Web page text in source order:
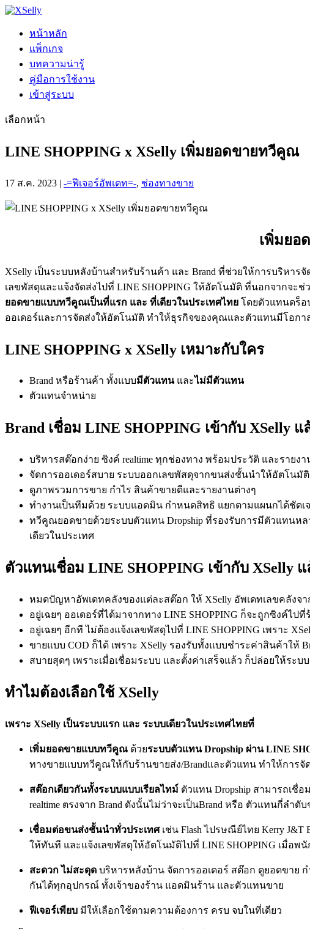
หน้าหลัก
แพ็กเกจ
บทความน่ารู้
คู่มือการใช้งาน
เข้าสู่ระบบ
เลือกหน้า
LINE SHOPPING x XSelly เพิ่มยอดขายทวีคูณ
17 ส.ค. 2023 | -=ฟีเจอร์อัพเดท=-, ช่องทางขาย
เพิ่มยอ
XSelly เป็นระบบหลังบ้านสำหรับร้านค้า และ Brand ที่ช่วยให้การบริหาร
เลขพัสดุและแจ้งจัดส่งไปที่ LINE SHOPPING ให้อัตโนมัติ ที่นอกจากจะ
ยอดขายแบบทวีคูณเป็นที่แรก และ ที่เดียวในประเทศไทย โดยตัวแทนดร็อ
ออเดอร์และการจัดส่งให้อัตโนมัติ ทำให้ธุรกิจของคุณและตัวแทนมีโอกา
LINE SHOPPING x XSelly เหมาะกับใคร
Brand หรือร้านค้า ทั้งแบบมีตัวแทนและไม่มีตัวแทน
ตัวแทนจำหน่าย
Brand เชื่อม LINE SHOPPING เข้ากับ XSelly แ
บริหารสต๊อกง่าย ซิงค์ realtime ทุกช่องทาง พร้อมประวัติ และรายงา
จัดการออเดอร์สบาย ระบบออกเลขพัสดุจากขนส่งชั้นนำให้อัตโน
ดูภาพรวมการขาย กำไร สินค้าขายดีและรายงานต่างๆ
ทำงานเป็นทีมด้วย ระบบแอดมิน กำหนดสิทธิ แยกตามแผนกได้ชัดเ
ทวีคูณยอดขายด้วยระบบตัวแทน Dropship ที่รองรับการมีตัวแทนห
เดียวในประเทศ
ตัวแทนเชื่อม LINE SHOPPING เข้ากับ XSelly
หมดปัญหาอัพเดทคลังของแต่ละสต๊อก ให้ XSelly อัพเดทเลขคลังจ
อยู่เฉยๆ ออเดอร์ที่ได้มาจากทาง LINE SHOPPING ก็จะถูกซิงค์ไ
อยู่เฉยๆ อีกที ไม่ต้องแจ้งเลขพัสดุไปที่ LINE SHOPPING เพราะ
ขายแบบ COD ก็ได้ เพราะ XSelly รองรับทั้งแบบชำระค่าสินค้าให้
สบายสุดๆ เพราะเมื่อเชื่อมระบบ และตั้งค่าเสร็จแล้ว ก็ปล่อยให้ระ
ทำไมต้องเลือกใช้ XSelly
เพราะ XSelly เป็นระบบแรก และ ระบบเดียวในประเทศไทยที่
เพิ่มยอดขายแบบทวีคูณ ด้วยระบบตัวแทน Dropship ผ่าน LINE
ทางขายแบบทวีคูณให้กับร้านขายส่ง/Brandและตัวแทน ทำให้การ
สต๊อกเดียวกันทั้งระบบแบบเรียลไทม์ ตัวแทน Dropship สามารถเชื่
realtime ตรงจาก Brand ดังนั้นไม่ว่าจะเป็นBrand หรือ ตัวแทนกี่ลำดั
เชื่อมต่อขนส่งชั้นนำทั่วประเทศเช่น Flash ไปรษณีย์ไทย Kerry
ให้ทันที และแจ้งเลขพัสดุให้อัตโนมัติไปที่ LINE SHOPPING เมื่อ
สะดวก ไม่สะดุด บริหารหลังบ้าน จัดการออเดอร์ สต๊อก ดูยอดขาย
กันได้ทุกอุปกรณ์ ทั้งเจ้าของร้าน แอดมินร้าน และตัวแทนขาย
ฟีเจอร์เพียบ มีให้เลือกใช้ตามความต้องการ ครบ จบในที่เดียว